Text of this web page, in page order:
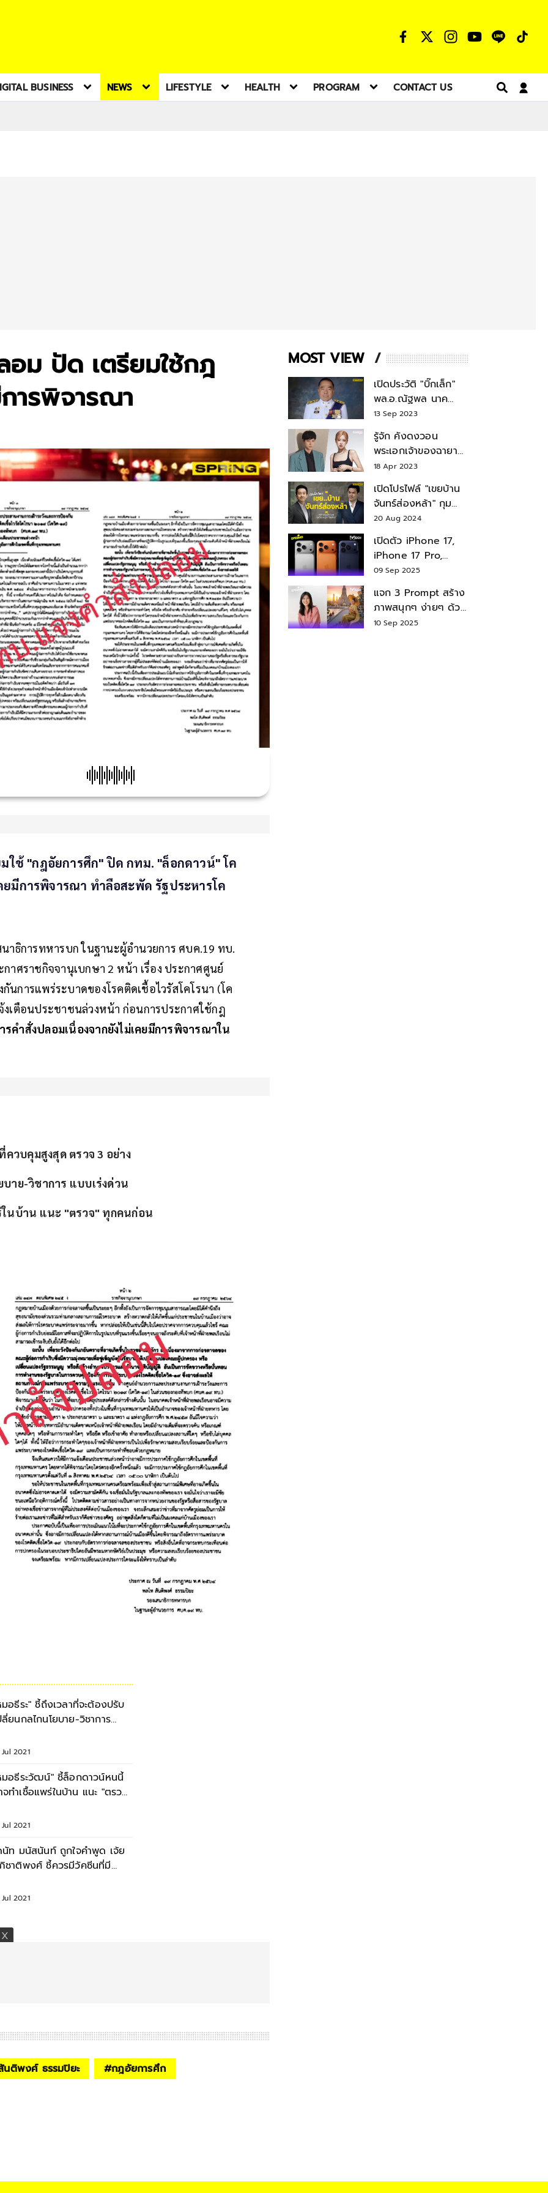
BUSINESS NEWS LIFESTYLE HEALTH PROGRAM CONTACT US
อม ปัด เตรียมใช้กฎ
ารพิจารณา
ใช้ "กฎอัยการศึก" ปิด กทม. "ล็อกดาวน์" โค
มีการพิจารณา ทำลือสะพัด รัฐประหารโค
นาธิการทหารบก ในฐานะผู้อำนวยการ ศบค.19 ทบ.
าศราชกิจจานุเบกษา 2 หน้า เรื่อง ประกาศศูนย์
นการแพร่ระบาดของโรคติดเชื้อไวรัสโคโรนา (โค
เตือนประชาชนล่วงหน้า ก่อนการประกาศใช้กฎ
รคำสั่งปลอมเนื่องจากยังไม่เคยมีการพิจารณาใน
วบคุมสูงสุด ตรวจ 3 อย่าง
าย-วิชาการ แบบเร่งด่วน
นบ้าน แนะ "ตรวจ" ทุกคนก่อน
อธีระ" ชี้ถึงเวลาที่จะต้องปรับ
ลี่ยนกลไกนโยบาย-วิชาการ
Jul 2021
อธีระวัฒน์" ชี้ล็อกดาวน์หนนี้
จทำเชื้อแพร่ในบ้าน แนะ "ตรวจ"
Jul 2021
นัท มนัสนันท์ ถูกใจคำพูด เจ้ย
ชาติพงศ์ ชี้ควรมีวัคซีนที่มี
Jul 2021
นติพงศ์ ธรรมปิยะ #กฎอัยการศึก
MOST VIEW
เปิดประวัติ "บิ๊กเล็ก"
พล.อ.ณัฐพล นาค
พาณิชย์ จากเลขาฯ
สมช.-เลขาฯ
รมว.กลาโหม
13 Sep 2023
รู้จัก คังดงวอน
พระเอกเจ้าของฉายา
สมบัติแห่งชาติ หลังมี
18 Apr 2023
เปิดโปรไฟล์ "เขยบ้าน
จันทร์ส่องหล้า" กุม
บังเหียนธุรกิจตระกูล
"ชินวัตร"
20 Aug 2024
เปิดตัว iPhone 17,
iPhone 17 Pro,
iPhone 17 Air สเปค
09 Sep 2025
แจก 3 Prompt สร้าง
ภาพสนุกๆ ง่ายๆ ด้วย
Nano Banana ใน
10 Sep 2025